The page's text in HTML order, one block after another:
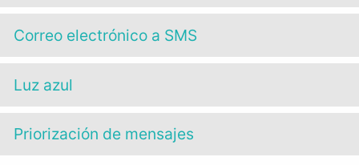
Correo electrónico a SMS
Luz azul
Priorización de mensajes